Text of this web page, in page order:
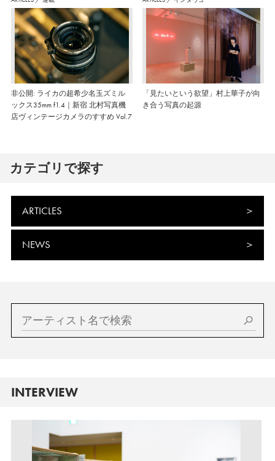
非公開: ライカの超希少名玉ズミル
ックス35mm f1.4｜新宿 北村写真機
店ヴィンテージカメラのすすめ Vol.7
「見たいという欲望」村上華子が向
き合う写真の起源
カテゴリで探す
ARTICLES
NEWS
INTERVIEW